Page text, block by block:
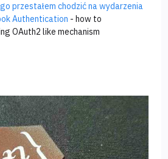
przestałem chodzić na wydarzenia
Authentication - how to
OAuth2 like mechanism